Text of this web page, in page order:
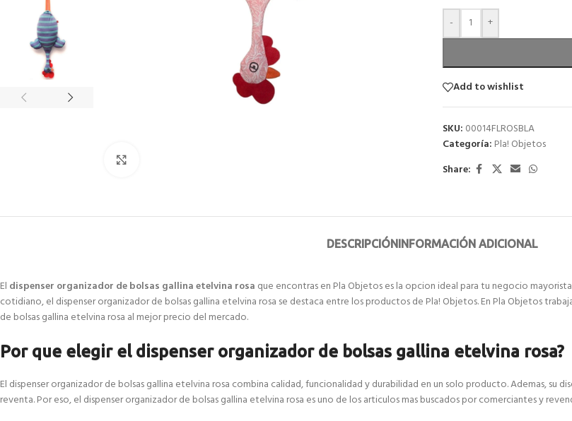
- +
Add to wishlist
SKU: 00014FLROSBLA
Categoría: Pla! Objetos
Share:
DESCRIPCIÓN INFORMACIÓN ADICIONAL
El dispenser organizador de bolsas gallina etelvina rosa que encontras en Pla Objetos es la opcion ideal para tu negocio
cotidiano, el dispenser organizador de bolsas gallina etelvina rosa se destaca entre los productos de Pla! Objetos. En Pla Objetos
de bolsas gallina etelvina rosa al mejor precio del mercado.
Por que elegir el dispenser organizador de bolsas gallina etelvina rosa?
El dispenser organizador de bolsas gallina etelvina rosa combina calidad, funcionalidad y durabilidad en un solo producto. Ademas, su
reventa. Por eso, el dispenser organizador de bolsas gallina etelvina rosa es uno de los articulos mas buscados por comerciantes y